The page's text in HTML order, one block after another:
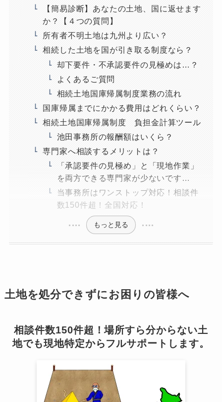
【簡易診断】あなたの土地、国に返せます
か？【４つの質問】
所有者不明土地は九州より広い？
相続した土地を国が引き取る制度なら？
却下要件・不承認要件の見極めは…？
よくあるご質問
相続土地国庫帰属制度業務の流れ
国庫帰属までにかかる費用はどれくらい？
相続土地国庫帰属制度 負担金計算ツール
池田事務所の報酬額はいくら？
専門家へ相談するメリットは？
「承認要件の見極め」と「現地作業」
を両方できる専門家が少ないです…
当事務所はワンストップ対応！相談件
数150件超！全国対応！
もっと見る
土地を処分できずにお困りの皆様へ
相談件数150件超！場所すら分からない土
地でも現地特定からフルサポートします。